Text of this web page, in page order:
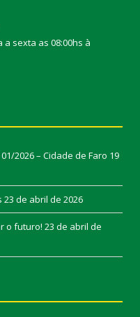
sexta as 08:00hs à
01/2026 – Cidade de Faro 19
23 de abril de 2026
o futuro! 23 de abril de